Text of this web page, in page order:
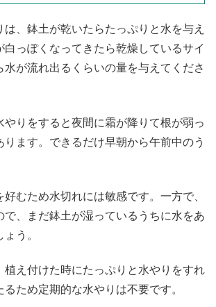
、鉢土が乾いたらたっぷりと水を与え
白っぽくなってきたら乾燥しているサイ
水が流れ出るくらいの量を与えてくださ
やりをすると夜間に霜が降りて根が弱っ
ります。できるだけ早朝から午前中のう
むため水切れには敏感です。一方で、
で、まだ鉢土が湿っているうちに水をあ
う。
植え付けた時にたっぷりと水やりをすれ
ため定期的な水やりは不要です。